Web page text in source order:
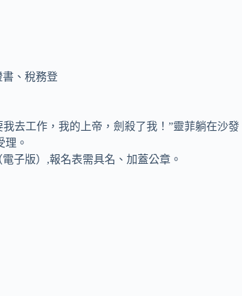
、稅務登
我去工作，我的上帝，劍殺了我！”靈菲躺在沙發
理。
子版）,報名表需具名、加蓋公章。